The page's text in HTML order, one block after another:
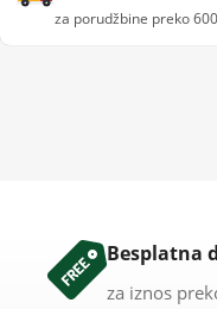
za porudžbine preko
Besplatna
za iznos